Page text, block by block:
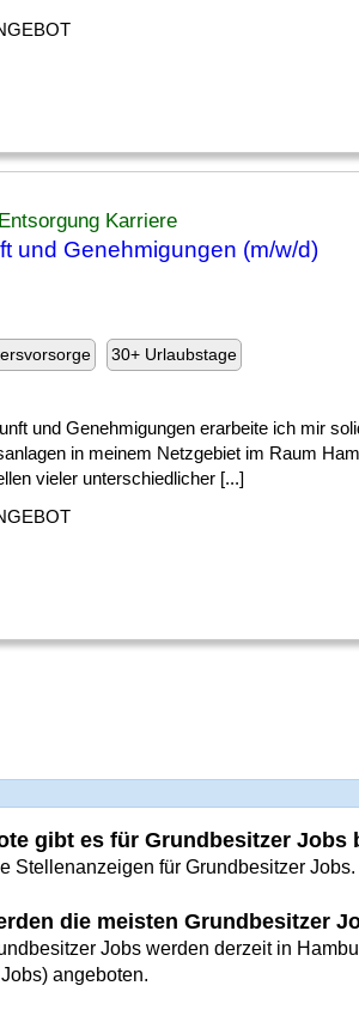
Karriere
und Genehmigungen (m/w/d)
30+ Urlaubstage
und Genehmigungen erarbeite ich mir
in meinem Netzgebiet im Raum
vieler unterschiedlicher [...]
gibt es für Grundbesitzer Jobs
Stellenanzeigen für Grundbesitzer Jobs.
die meisten Grundbesitzer
Jobs werden derzeit in
angeboten.